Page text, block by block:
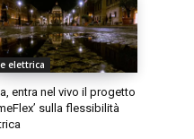
elettrica
entra nel vivo il progetto
sulla flessibilità